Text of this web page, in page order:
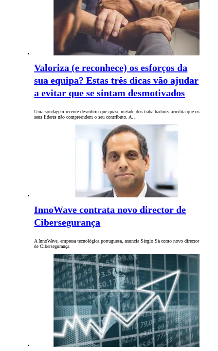
Valoriza (e reconhece) os esforços da
sua equipa? Estas três dicas vão ajudar
a evitar que se sintam desmotivados
Uma sondagem recente descobriu que quase metade dos trabalhadores acredita que os
seus líderes não compreendem o seu contributo. A…
InnoWave contrata novo director de
Cibersegurança
A InnoWave, empresa tecnológica portuguesa, anuncia Sérgio Sá como novo director
de Cibersegurança.